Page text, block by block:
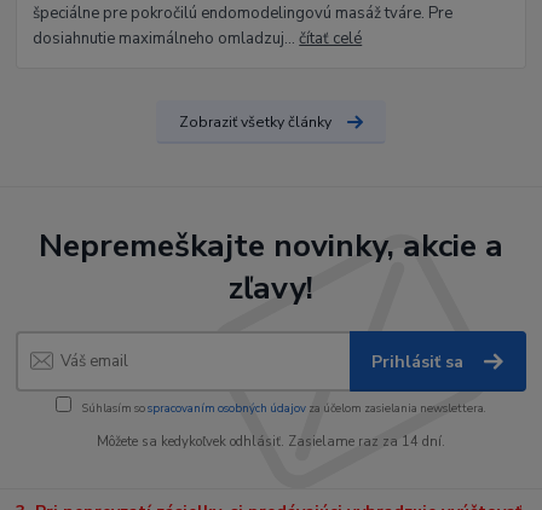
špeciálne pre pokročilú endomodelingovú masáž tváre. Pre
dosiahnutie maximálneho omladzuj...čítať celé
Zobraziť všetky články
Nepremeškajte novinky, akcie a
zľavy!
Prihlásiť sa
Súhlasím sospracovaním osobných údajov za účelom zasielania newslettera.
Môžete sa kedykoľvek odhlásiť. Zasielame raz za 14 dní.